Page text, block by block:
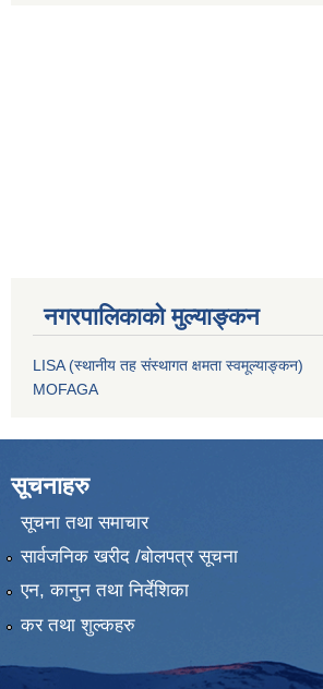
नगरपालिकाको मुल्याङ्कन
LISA (स्थानीय तह संस्थागत क्षमता स्वमूल्याङ्कन)
MOFAGA
सूचनाहरु
सूचना तथा समाचार
सार्वजनिक खरीद /बोलपत्र सूचना
एन, कानुन तथा निर्देशिका
कर तथा शुल्कहरु